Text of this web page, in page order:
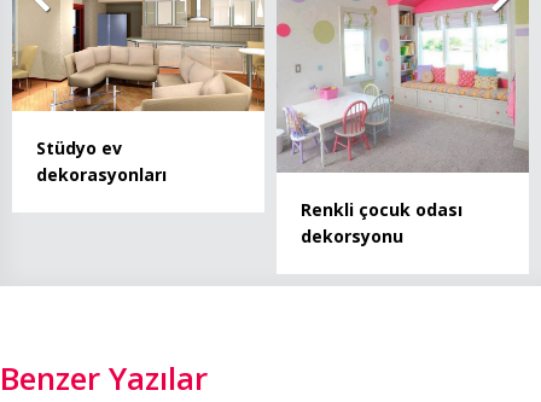
Stüdyo ev
dekorasyonları
Renkli çocuk odası
dekorsyonu
Benzer Yazılar